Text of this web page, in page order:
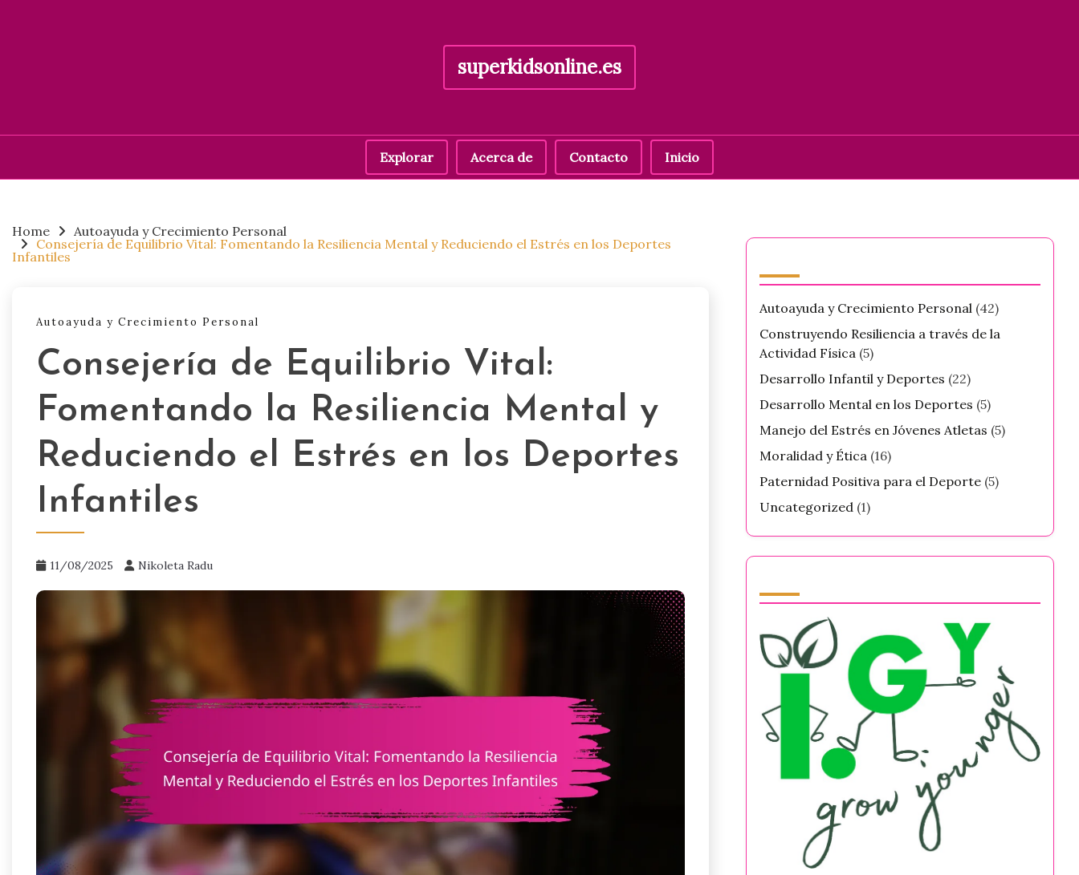
superkidsonline.es
Explorar Acerca de Contacto
Inicio
content
Home
Autoayuda y Crecimiento Personal
Consejería de Equilibrio Vital: Fomentando la Resiliencia Mental y Reduciendo el Estrés en los Deportes
Infantiles
Autoayuda y Crecimiento Personal
Consejería de Equilibrio Vital:
Fomentando la Resiliencia Mental y
Reduciendo el Estrés en los Deportes
Infantiles
11/08/2025 Nikoleta Radu
Autoayuda y Crecimiento Personal(42)
Construyendo Resiliencia a través de la
Actividad Física(5)
Desarrollo Infantil y Deportes (22)
Desarrollo Mental en los Deportes (5)
Manejo del Estrés en Jóvenes Atletas (5)
Moralidad y Ética(16)
Paternidad Positiva para el Deporte(5)
Uncategorized(1)